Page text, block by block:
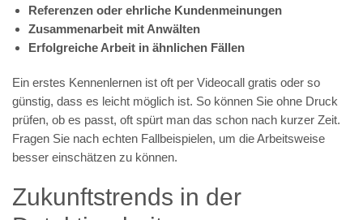
Referenzen oder ehrliche Kundenmeinungen
Zusammenarbeit mit Anwälten
Erfolgreiche Arbeit in ähnlichen Fällen
Ein erstes Kennenlernen ist oft per Videocall gratis oder so
günstig, dass es leicht möglich ist. So können Sie ohne Druck
prüfen, ob es passt, oft spürt man das schon nach kurzer Zeit.
Fragen Sie nach echten Fallbeispielen, um die Arbeitsweise
besser einschätzen zu können.
Zukunftstrends in der